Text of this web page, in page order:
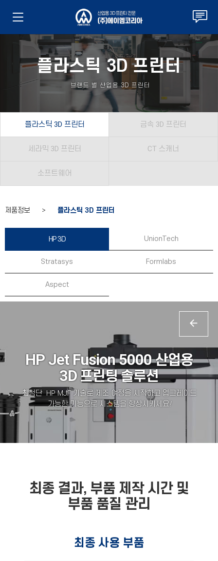
플라스틱 3D 프린터
브랜드 별 산업용 3D 프린터
플라스틱 3D 프린터 금속 3D 프린터
세라믹 3D 프린터 CT 스캐너
소프트웨어
제품정보 > 플라스틱 3D 프린터
HP 3D UnionTech
Stratasys Formlabs
Aspect
HP Jet Fusion 5000산업용
3D프린팅 솔루션
최첨단 HP MJF 기술로 제조 여정을 시작하고 업그레이드
가능한 기능으로 시스템을 향상시키세요!
최종 결과, 부품 제작 시간 및
부품 품질 관리
최종 사용 부품